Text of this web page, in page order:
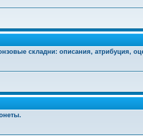
складни: описания, атрибуция,